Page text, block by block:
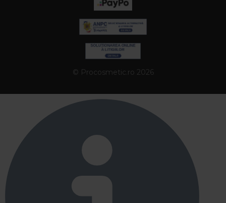
© Procosmetic.ro 2026